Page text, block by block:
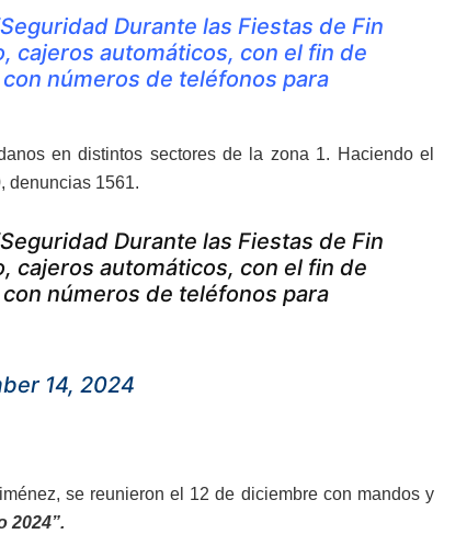
Durante las Fiestas de Fin
cajeros automáticos, con el fin de
números de teléfonos para
en distintos sectores de la zona 1. Haciendo el
denuncias 1561.
Durante las Fiestas de Fin
cajeros automáticos, con el fin de
números de teléfonos para
14, 2024
se reunieron el 12 de diciembre con mandos y
2024”.